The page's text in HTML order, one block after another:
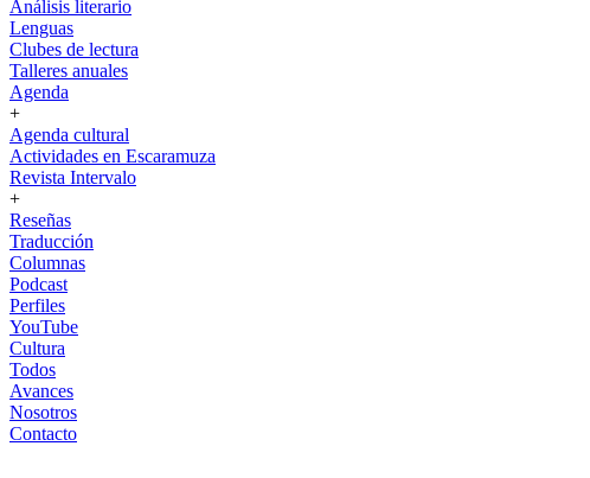
Análisis literario
Lenguas
Clubes de lectura
Talleres anuales
Agenda
+
Agenda cultural
Actividades en Escaramuza
Revista Intervalo
+
Reseñas
Traducción
Columnas
Podcast
Perfiles
YouTube
Cultura
Todos
Avances
Nosotros
Contacto